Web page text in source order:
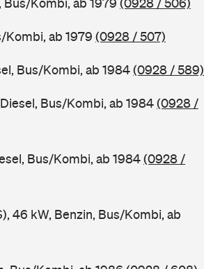
Bus/Kombi, ab 1979 (0928 / 506)
Kombi, ab 1979 (0928 / 507)
Bus/Kombi, ab 1984(0928 / 589)
Bus/Kombi, ab 1984(0928 /
Bus/Kombi, ab 1984(0928 /
46 kW, Benzin, Bus/Kombi, ab